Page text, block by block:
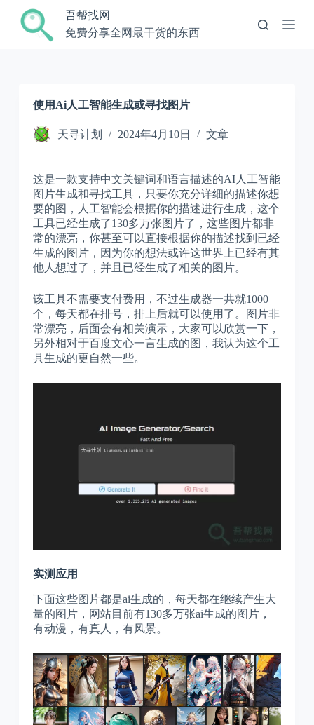
跳
过
吾帮找网
免费分享全网最干货的东西
使用Ai人工智能生成或寻找图片
天寻计划 2024年4月10日 文章
这是一款支持中文关键词和语言描述的AI人工智能
图片生成和寻找工具，只要你充分详细的描述你想
要的图，人工智能会根据你的描述进行生成，这个
工具已经生成了130多万张图片了，这些图片都非
常的漂亮，你甚至可以直接根据你的描述找到已经
生成的图片，因为你的想法或许这世界上已经有其
他人想过了，并且已经生成了相关的图片。
该工具不需要支付费用，不过生成器一共就1000
个，每天都在排号，排上后就可以使用了。图片非
常漂亮，后面会有相关演示，大家可以欣赏一下，
另外相对于百度文心一言生成的图，我认为这个工
具生成的更自然一些。
实测应用
下面这些图片都是ai生成的，每天都在继续产生大
量的图片，网站目前有130多万张ai生成的图片，
有动漫，有真人，有风景。